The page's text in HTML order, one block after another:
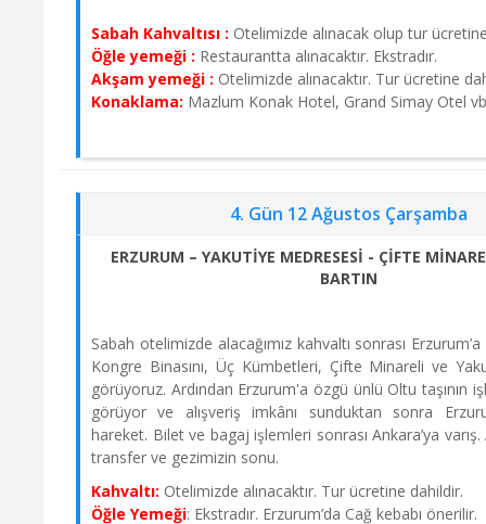
Sabah Kahvaltısı : Otelimizde alınacak olup tur
Öğle yemeği : Restaurantta alınacaktır. Ekstradır.
Akşam yemeği : Otelimizde alınacaktır. Tur ücretine
Konaklama: Mazlum Konak Hotel, Grand Simay Otel
4. Gün 12 Ağustos Çarşamba
ERZURUM – YAKUTİYE MEDRESESİ - ÇİFTE
BARTIN
Sabah otelimizde alacağımız kahvaltı sonrası
Kongre Binasını, Üç Kümbetleri, Çifte Minareli ve
görüyoruz. Ardından Erzurum'a özgü ünlü Oltu taşının
görüyor ve alışveriş imkânı sunduktan sonra
hareket. Bilet ve bagaj işlemleri sonrası Ankara’ya varış.
transfer ve gezimizin sonu.
Kahvaltı: Otelimizde alınacaktır. Tur ücretine dahildir.
Öğle Yemeği: Ekstradır. Erzurum’da Cağ kebabı önerilir.